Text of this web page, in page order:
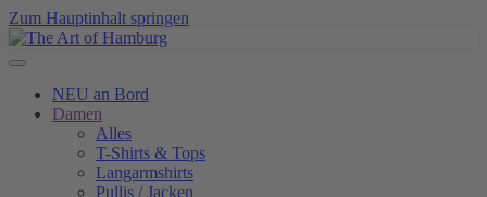
Zum Hauptinhalt springen
NEU an Bord
Damen
Alles
T-Shirts & Tops
Langarmshirts
Pullis / Jacken